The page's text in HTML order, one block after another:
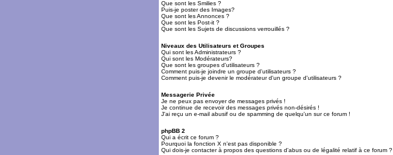
Que sont les Smilies ?
Puis-je poster des Images?
Que sont les Annonces ?
Que sont les Post-it ?
Que sont les Sujets de discussions verrouillés ?
Niveaux des Utilisateurs et Groupes
Qui sont les Administrateurs ?
Qui sont les Modérateurs?
Que sont les groupes d'utilisateurs ?
Comment puis-je joindre un groupe d'utilisateurs ?
Comment puis-je devenir le modérateur d'un groupe d'utilisateurs ?
Messagerie Privée
Je ne peux pas envoyer de messages privés !
Je continue de recevoir des messages privés non-désirés !
J'ai reçu un e-mail abusif ou de spamming de quelqu'un sur ce forum !
phpBB 2
Qui a écrit ce forum ?
Pourquoi la fonction X n'est pas disponible ?
Qui dois-je contacter à propos des questions d'abus ou de légalité relatif à ce forum ?